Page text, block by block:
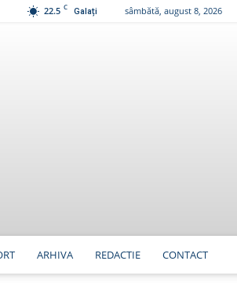
22.5 C Galați sâmbătă, august 8, 2026
ARHIVA REDACTIE CONTACT